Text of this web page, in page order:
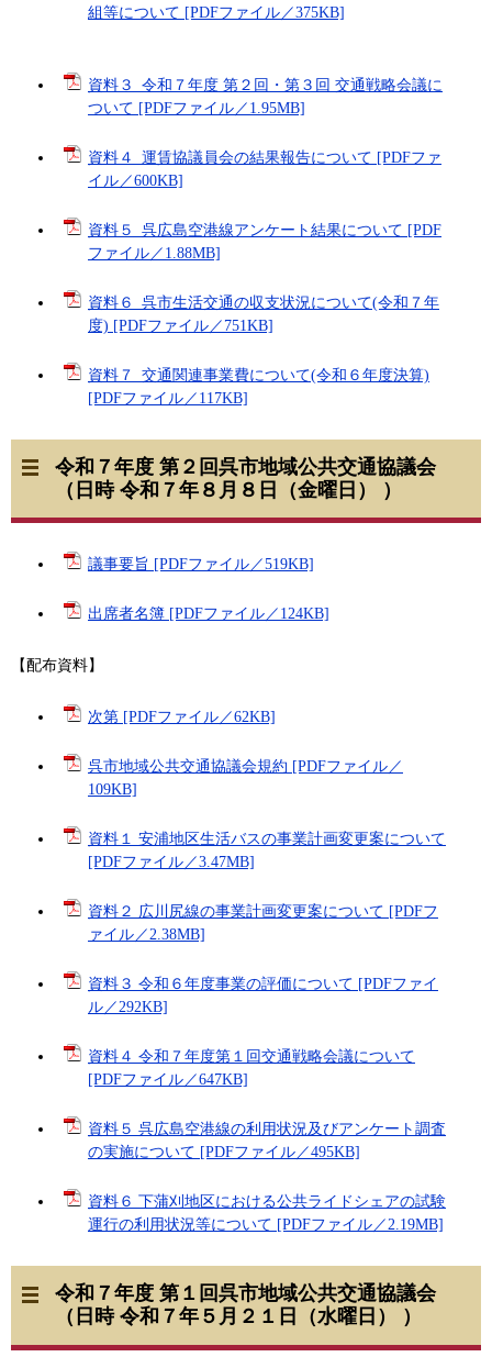
組等について [PDFファイル／375KB]
資料３_令和７年度 第２回・第３回 交通戦略会議に
ついて [PDFファイル／1.95MB]
資料４_運賃協議員会の結果報告について [PDFファ
イル／600KB]
資料５_呉広島空港線アンケート結果について [PDF
ファイル／1.88MB]
資料６_呉市生活交通の収支状況について(令和７年
度) [PDFファイル／751KB]
資料７_交通関連事業費について(令和６年度決算)
[PDFファイル／117KB]
令和７年度 第２回呉市地域公共交通協議会
（日時 令和７年８月８日（金曜日） ）
議事要旨 [PDFファイル／519KB]
出席者名簿 [PDFファイル／124KB]
【配布資料】
次第 [PDFファイル／62KB]
呉市地域公共交通協議会規約 [PDFファイル／
109KB]
資料１ 安浦地区生活バスの事業計画変更案について
[PDFファイル／3.47MB]
資料２ 広川尻線の事業計画変更案について [PDFフ
ァイル／2.38MB]
資料３ 令和６年度事業の評価について [PDFファイ
ル／292KB]
資料４ 令和７年度第１回交通戦略会議について
[PDFファイル／647KB]
資料５ 呉広島空港線の利用状況及びアンケート調査
の実施について [PDFファイル／495KB]
資料６ 下蒲刈地区における公共ライドシェアの試験
運行の利用状況等について [PDFファイル／2.19MB]
令和７年度 第１回呉市地域公共交通協議会
（日時 令和７年５月２１日（水曜日） ）